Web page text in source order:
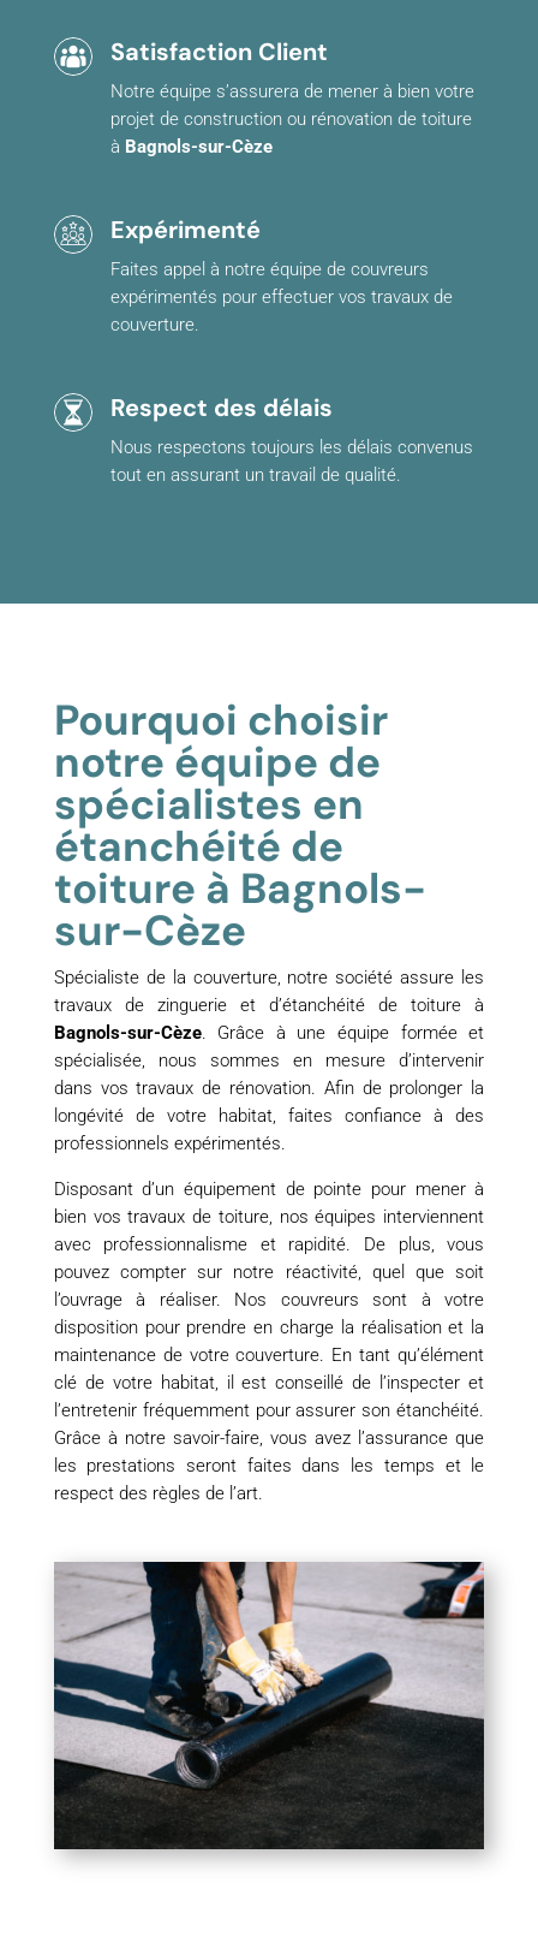
Satisfaction Client
Notre équipe s’assurera de mener à bien votre
projet de construction ou rénovation de toiture
à Bagnols-sur-Cèze
Expérimenté
Faites appel à notre équipe de couvreurs
expérimentés pour effectuer vos travaux de
couverture.
Respect des délais
Nous respectons toujours les délais convenus
tout en assurant un travail de qualité.
Pourquoi choisir
notre équipe de
spécialistes en
étanchéité de
toiture à Bagnols-
sur-Cèze
Spécialiste de la couverture, notre société assure les
travaux de zinguerie et d’étanchéité de toiture à
Bagnols-sur-Cèze. Grâce à une équipe formée et
spécialisée, nous sommes en mesure d’intervenir
dans vos travaux de rénovation. Afin de prolonger la
longévité de votre habitat, faites confiance à des
professionnels expérimentés.
Disposant d’un équipement de pointe pour mener à
bien vos travaux de toiture, nos équipes interviennent
avec professionnalisme et rapidité. De plus, vous
pouvez compter sur notre réactivité, quel que soit
l’ouvrage à réaliser. Nos couvreurs sont à votre
disposition pour prendre en charge la réalisation et la
maintenance de votre couverture. En tant qu’élément
clé de votre habitat, il est conseillé de l’inspecter et
l’entretenir fréquemment pour assurer son étanchéité.
Grâce à notre savoir-faire, vous avez l’assurance que
les prestations seront faites dans les temps et le
respect des règles de l’art.